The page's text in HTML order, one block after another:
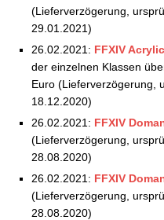
Square Enix Store:
26.12.2021
(Lieferverzögerung,
29.01.2021)
26.02.2021: FFXIV
der einzelnen Klassen
Euro (Lieferverzögerung,
18.12.2020)
26.02.2021: FFXIV
(Lieferverzögerung,
28.08.2020)
26.02.2021: FFXIV
(Lieferverzögerung,
28.08.2020)